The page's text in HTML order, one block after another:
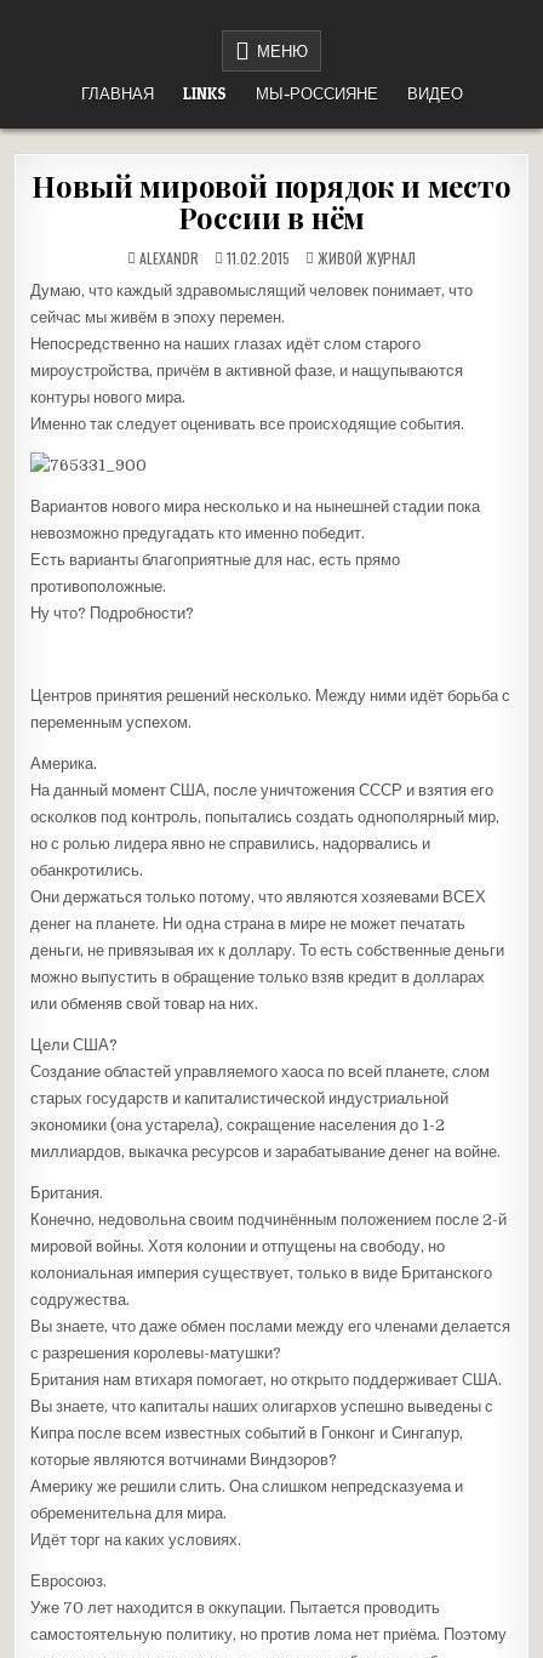
МЕНЮ
ГЛАВНАЯ LINKS МЫ-РОССИЯНЕ ВИДЕО
Новый мировой порядок и место
России в нём
ALEXANDR 11.02.2015 ОПУБЛИКОВАНО
В
ЖИВОЙ ЖУРНАЛ
Думаю, что каждый здравомыслящий человек понимает, что
сейчас мы живём в эпоху перемен.
Непосредственно на наших глазах идёт слом старого
мироустройства, причём в активной фазе, и нащупываются
контуры нового мира.
Именно так следует оценивать все происходящие события.
Вариантов нового мира несколько и на нынешней стадии пока
невозможно предугадать кто именно победит.
Есть варианты благоприятные для нас, есть прямо
противоположные.
Ну что? Подробности?
Центров принятия решений несколько. Между ними идёт борьба с
переменным успехом.
Америка.
На данный момент США, после уничтожения СССР и взятия его
осколков под контроль, попытались создать однополярный мир,
но с ролью лидера явно не справились, надорвались и
обанкротились.
Они держаться только потому, что являются хозяевами ВСЕХ
денег на планете. Ни одна страна в мире не может печатать
деньги, не привязывая их к доллару. То есть собственные деньги
можно выпустить в обращение только взяв кредит в долларах
или обменяв свой товар на них.
Цели США?
Создание областей управляемого хаоса по всей планете, слом
старых государств и капиталистической индустриальной
экономики (она устарела), сокращение населения до 1-2
миллиардов, выкачка ресурсов и зарабатывание денег на войне.
Британия.
Конечно, недовольна своим подчинённым положением после 2-й
мировой войны. Хотя колонии и отпущены на свободу, но
колониальная империя существует, только в виде Британского
содружества.
Вы знаете, что даже обмен послами между его членами делается
с разрешения королевы-матушки?
Британия нам втихаря помогает, но открыто поддерживает США.
Вы знаете, что капиталы наших олигархов успешно выведены с
Кипра после всем известных событий в Гонконг и Сингапур,
которые являются вотчинами Виндзоров?
Америку же решили слить. Она слишком непредсказуема и
обременительна для мира.
Идёт торг на каких условиях.
Евросоюз.
Уже 70 лет находится в оккупации. Пытается проводить
самостоятельную политику, но против лома нет приёма. Поэтому